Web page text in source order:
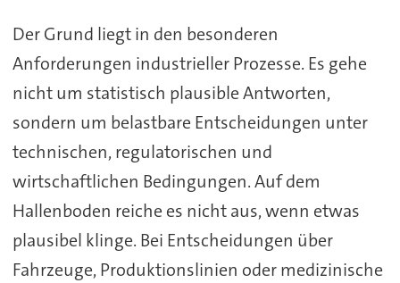
Der Grund liegt in den besonderen
Anforderungen industrieller Prozesse. Es gehe
nicht um statistisch plausible Antworten,
sondern um belastbare Entscheidungen unter
technischen, regulatorischen und
wirtschaftlichen Bedingungen. Auf dem
Hallenboden reiche es nicht aus, wenn etwas
plausibel klinge. Bei Entscheidungen über
Fahrzeuge, Produktionslinien oder medizinische